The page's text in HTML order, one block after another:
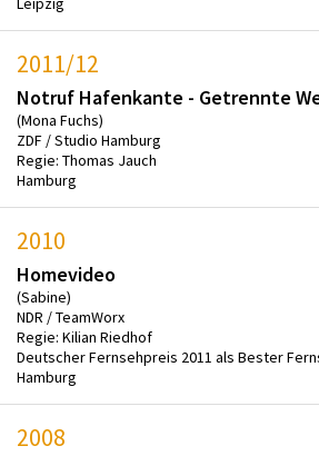
2011/12
Notruf Hafenkante - Getrennte
(Mona Fuchs)
ZDF / Studio Hamburg
Regie: Thomas Jauch
Hamburg
2010
Homevideo
(Sabine)
NDR / TeamWorx
Regie: Kilian Riedhof
Deutscher Fernsehpreis 2011 als Bester
Hamburg
2008